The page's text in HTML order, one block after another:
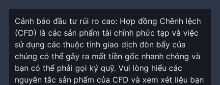
Cảnh báo đầu tư rủi ro cao: Hợp đồng Chênh lệch
(CFD) là các sản phẩm tài chính phức tạp và việc
sử dụng các thuộc tính giao dịch đòn bẩy của
chúng có thể gây ra mất tiền gốc nhanh chóng và
bạn có thể phải gọi ký quỹ. Vui lòng hiểu các
nguyên tắc sản phẩm của CFD và xem xét liệu bạn